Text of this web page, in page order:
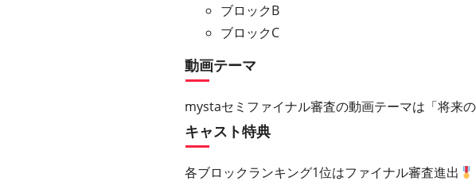
ブロックB
ブロックC
動画テーマ
mystaセミファイナル審査の動画テーマは「将来の
キャスト特典
各ブロックランキング1位はファイナル審査進出